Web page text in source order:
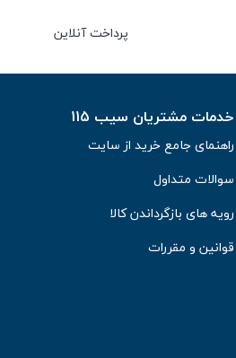
پرداخت آنلاین
خدمات مشتریان سیب 115
راهنمای جامع خرید از سایت
سوالات متداول
رویه های بازگرداندن کالا
قوانین و مقررات